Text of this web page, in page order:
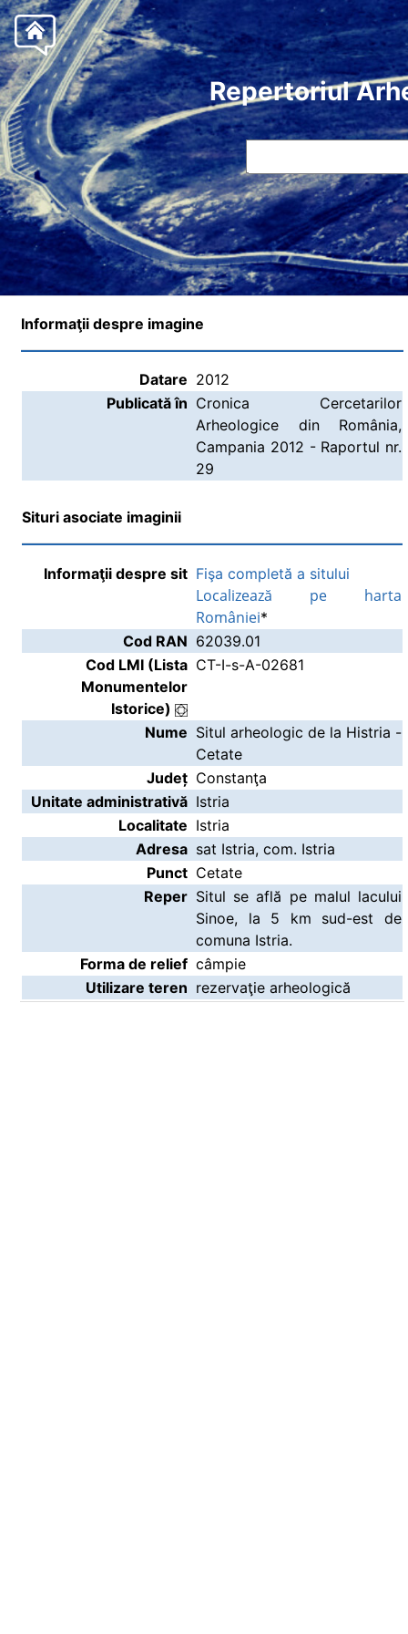
Repertoriul
Informaţii despre imagine
Datare 2012
Publicată în Cronica Cercetarilor
Arheologice din România,
Campania 2012 - Raportul nr.
29
Situri asociate imaginii
Informaţii despre sit Fişa completă a sitului
Localizează pe harta
României*
Cod RAN 62039.01
Cod LMI (Lista
Monumentelor
Istorice)
CT-I-s-A-02681
Nume Situl arheologic de la Histria -
Cetate
Județ Constanţa
Unitate administrativă Istria
Localitate Istria
Adresa sat Istria, com. Istria
Punct Cetate
Reper Situl se află pe malul lacului
Sinoe, la 5 km sud-est de
comuna Istria.
Forma de relief câmpie
Utilizare teren rezervaţie arheologică